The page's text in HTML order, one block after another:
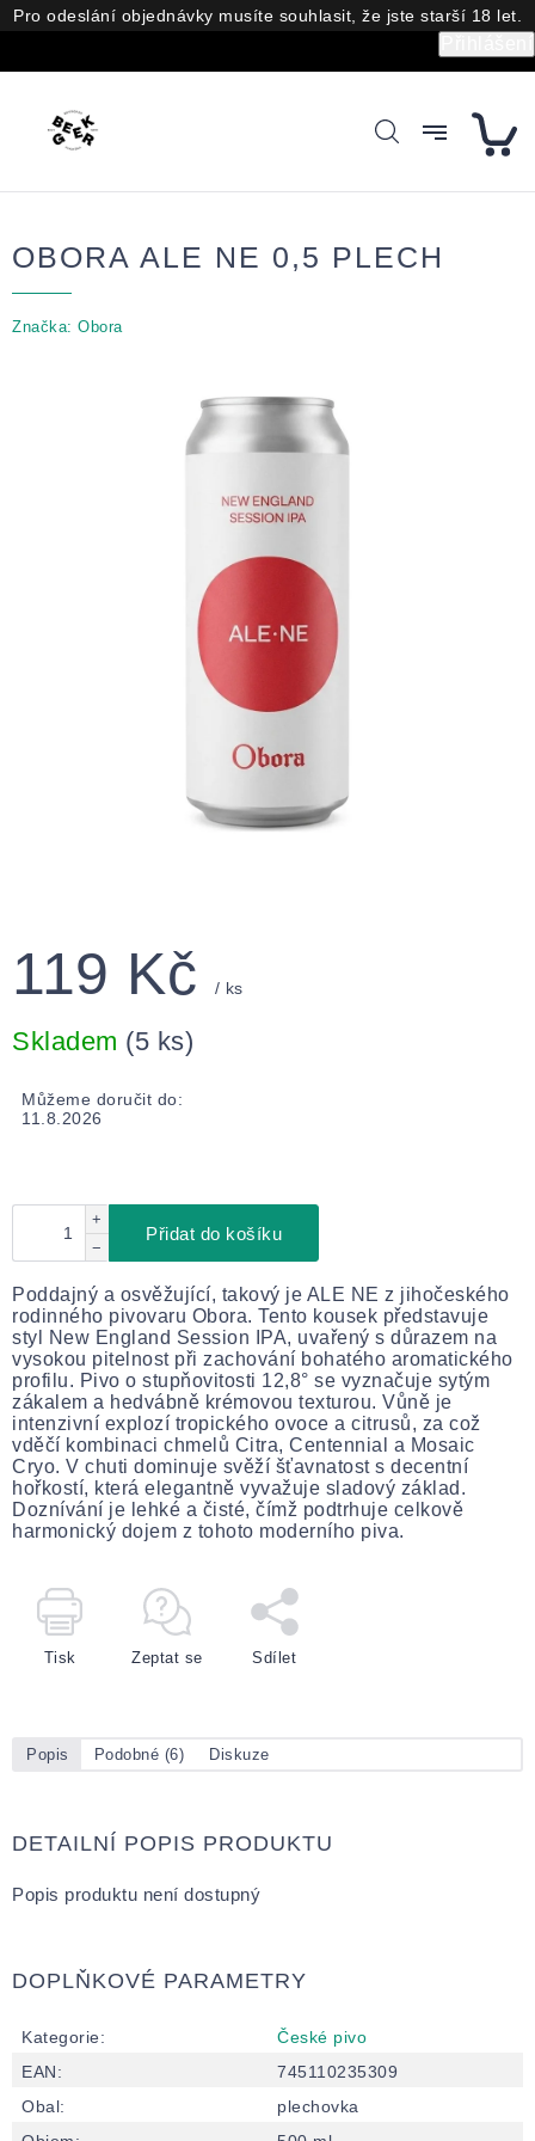
Přejít
na
Pro odeslání objednávky musíte souhlasit, že jste starší 18 let.
OBORA ALE NE 0,5 PLECH
Značka: Obora
119 Kč / ks
cena:
Skladem (5 ks)
Můžeme doručit do:
11.8.2026
+
−
Přidat do košíku
Poddajný a osvěžující, takový je ALE NE z jihočeského
rodinného pivovaru Obora. Tento kousek představuje
styl New England Session IPA, uvařený s důrazem na
vysokou pitelnost při zachování bohatého aromatického
profilu. Pivo o stupňovitosti 12,8° se vyznačuje sytým
zákalem a hedvábně krémovou texturou. Vůně je
intenzivní explozí tropického ovoce a citrusů, za což
vděčí kombinaci chmelů Citra, Centennial a Mosaic
Cryo. V chuti dominuje svěží šťavnatost s decentní
hořkostí, která elegantně vyvažuje sladový základ.
Doznívání je lehké a čisté, čímž podtrhuje celkově
harmonický dojem z tohoto moderního piva.
Tisk Zeptat se Sdílet
Popis Podobné (6) Diskuze
DETAILNÍ POPIS PRODUKTU
Popis produktu není dostupný
DOPLŇKOVÉ PARAMETRY
Kategorie:
České pivo
EAN:
745110235309
Obal:
plechovka